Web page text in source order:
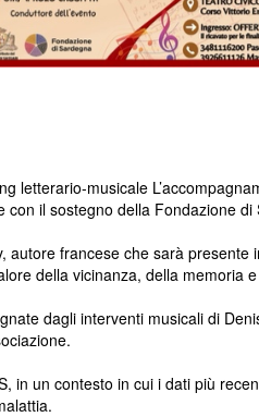
musicale
con il sostegno della Fondazione di
francese che sarà
della vicinanza, della memoria
dagli interventi musicali di
in un contesto in cui i dati più